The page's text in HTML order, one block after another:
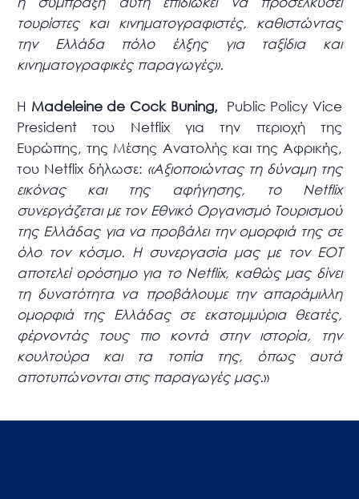
τουρίστες και κινηματογραφιστές, καθιστώντας
την Ελλάδα πόλο έλξης για ταξίδια και
κινηματογραφικές παραγωγές».
Η Madeleine de Cock Buning,Public Policy Vice
President του Netflix για την περιοχή της
Ευρώπης, της Μέσης Ανατολής και της Αφρικής,
του Netflix δήλωσε: «Αξιοποιώντας τη δύναμη της
εικόνας και της αφήγησης, το Netflix
συνεργάζεται με τον Εθνικό Οργανισμό Τουρισμού
της Ελλάδας για να προβάλει την ομορφιά της σε
όλο τον κόσμο. Η συνεργασία μας με τον ΕΟΤ
αποτελεί ορόσημο για το Netflix, καθώς μας δίνει
τη δυνατότητα να προβάλουμε την απαράμιλλη
ομορφιά της Ελλάδας σε εκατομμύρια θεατές,
φέρνοντάς τους πιο κοντά στην ιστορία, την
κουλτούρα και τα τοπία της, όπως αυτά
αποτυπώνονται στις παραγωγές μας.»